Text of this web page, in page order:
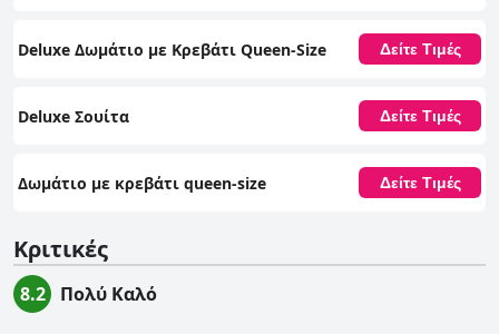
Deluxe Δωμάτιο με Κρεβάτι Queen-Size Δείτε Τιμές
Deluxe Σουίτα Δείτε Τιμές
Δωμάτιο με κρεβάτι queen-size Δείτε Τιμές
Κριτικές
8.2 Πολύ Καλό